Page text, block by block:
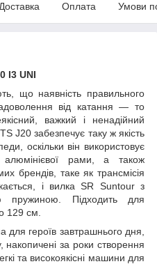
Доставка Оплата Умови
I3 UNI
що наявність правильного
від катання — то
важкий і ненадійний
J20 забезпечує таку ж якість
оскільки він використовує
рами, а також
брендів, таке як трансмісія
і вилка SR Suntour з
пружиною. Підходить для
129 см.
для героїв завтрашнього дня,
за роки створення
та високоякісні машини для